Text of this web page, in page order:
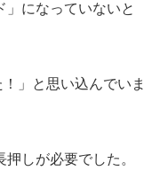
」になっていないと
」と思い込んでいま
しが必要でした。